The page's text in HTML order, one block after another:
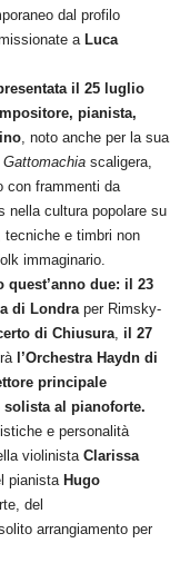
dal profilo
aLuca
il 25 luglio
pianista,
, noto anche per la sua
Gattomachiascaligera,
con frammenti da
nella cultura popolare su
tecniche e timbri non
immaginario.
due: il 23
di Londra per Rimsky-
di Chiusura il 27
l’Orchestra Haydn di
principale
solista al pianoforte.
e personalità
violinistaClarissa
pianistaHugo
del
arrangiamento per